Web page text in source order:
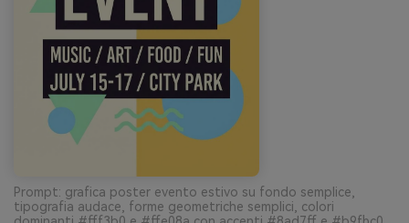
Prompt: grafica poster evento estivo su fondo semplice,
tipografia audace, forme geometriche semplici, colori